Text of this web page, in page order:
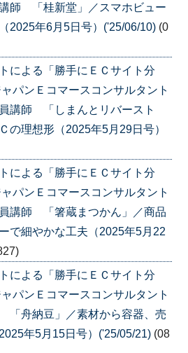
師 「桂新堂」／スマホビュー
2025年6月5日号）('25/06/10) (0
による「勝手にＥＣサイト分
パンＥコマースコンサルタント
講師 「しまんとリバースト
の理想形（2025年5月29日号）
による「勝手にＥＣサイト分
パンＥコマースコンサルタント
講師 「箸蔵まつかん」／商品
で細やかな工夫（2025年5月22
による「勝手にＥＣサイト分
パンＥコマースコンサルタント
舟納豆」／素材から容器、売
年5月15日号）('25/05/21) (08